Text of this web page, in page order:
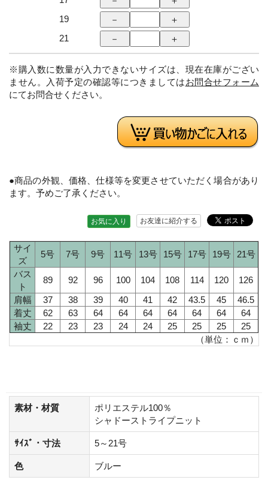
19
21
※購入数に数量が入力できないサイズは、現在在庫がござい
ません。入荷予定の確認等につきましてはお問合せフォーム
にてお問合せください。
●商品の外観、価格、仕様等を変更させていただく場合があり
ます。予めご了承ください。
お友達に紹介する
お気に入り
サイ
ズ
5号 7号 9号 11号 13号 15号 17号 19号
21号
バス
ト
89 92 96 100 104 108 114 120
126
肩幅
37 38 39 40 41 42 43.5 45
46.5
着丈
62 63 64 64 64 64 64 64
64
袖丈
22 23 23 24 24 25 25 25
25
（単位：ｃｍ）
素材・材質
ポリエステル100％
シャドーストライプニット
ｻｲｽﾞ・寸法 5～21号
色 ブルー